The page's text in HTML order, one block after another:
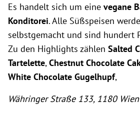
Es handelt sich um eine vegane
Konditorei.Alle Süßspeisen
selbstgemacht und sind hundert
Zu den Highlights zählen Salted
Tartelette, Chestnut Chocolate
White Chocolate Gugelhupf,
Währinger Straße 133, 1180 Wien